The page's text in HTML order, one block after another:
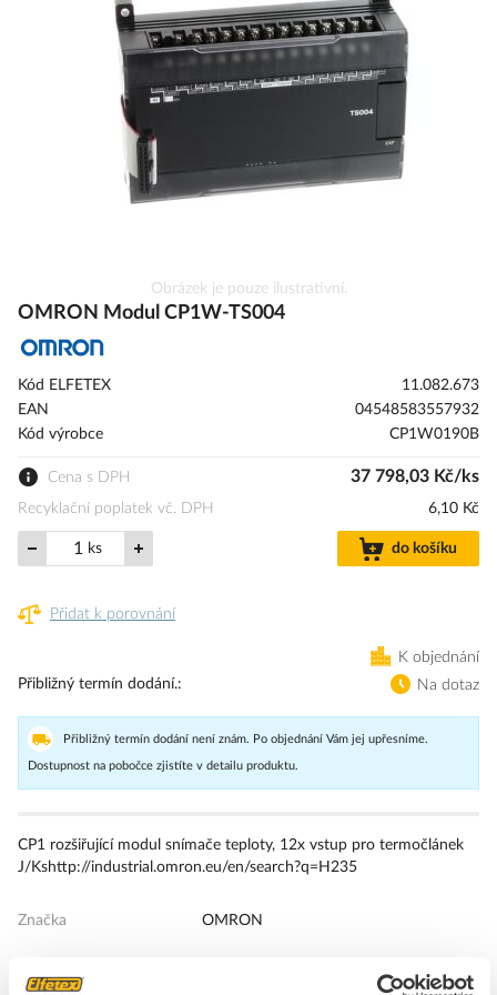
na
galerie
s
Obrázek je pouze ilustrativní.
OMRON Modul CP1W-TS004
Kód ELFETEX
11.082.673
EAN
04548583557932
Kód výrobce
CP1W0190B
Cena s DPH 37 798,03 Kč/ks
Recyklační poplatek vč. DPH 6,10 Kč
ks do košíku
Přidat k porovnání
K objednání
Přibližný termín dodání.
Na dotaz
Přibližný termín dodání není znám. Po objednání Vám jej upřesníme.
Dostupnost na pobočce zjistíte v detailu produktu.
CP1 rozšiřující modul snímače teploty, 12x vstup pro termočlánek
J/Kshttp://industrial.omron.eu/en/search?q=H235
Značka OMRON
PLC analogové vstupní / výstupní moduly